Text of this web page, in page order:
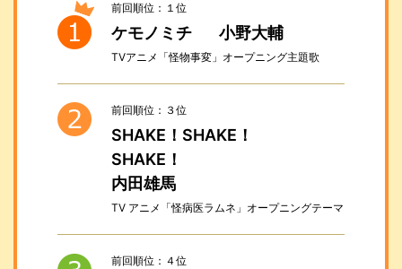
前回順位：１位
ケモノミチ 小野大輔
TVアニメ「怪物事変」オープニング主題歌
前回順位：３位
SHAKE！SHAKE！
SHAKE！
内田雄馬
TV アニメ「怪病医ラムネ」オープニングテーマ
前回順位：４位